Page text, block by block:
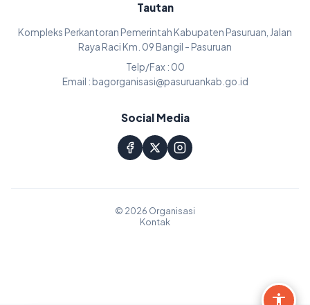
Tautan
Kompleks Perkantoran Pemerintah Kabupaten Pasuruan, Jalan
Raya Raci Km. 09 Bangil - Pasuruan
Telp/Fax : 00
Email : bagorganisasi@pasuruankab.go.id
Social Media
© 2026 Organisasi
Kontak